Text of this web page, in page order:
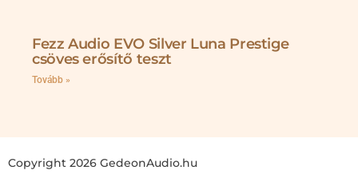
Fezz Audio EVO Silver Luna Prestige
csöves erősítő teszt
Tovább »
Copyright 2026 GedeonAudio.hu